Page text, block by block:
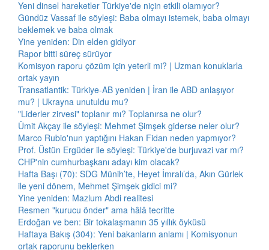
Yeni dinsel hareketler Türkiye'de niçin etkili olamıyor?
Gündüz Vassaf ile söyleşi: Baba olmayı istemek, baba olmayı
beklemek ve baba olmak
Yine yeniden: Din elden gidiyor
Rapor bitti süreç sürüyor
Komisyon raporu çözüm için yeterli mi? | Uzman konuklarla
ortak yayın
Transatlantik: Türkiye-AB yeniden | İran ile ABD anlaşıyor
mu? | Ukrayna unutuldu mu?
"Liderler zirvesi" toplanır mı? Toplanırsa ne olur?
Ümit Akçay ile söyleşi: Mehmet Şimşek giderse neler olur?
Marco Rubio'nun yaptığını Hakan Fidan neden yapmıyor?
Prof. Üstün Ergüder ile söyleşi: Türkiye'de burjuvazi var mı?
CHP'nin cumhurbaşkanı adayı kim olacak?
Hafta Başı (70): SDG Münih’te, Heyet İmralı’da, Akın Gürlek
ile yeni dönem, Mehmet Şimşek gidici mi?
Yine yeniden: Mazlum Abdi realitesi
Resmen "kurucu önder" ama hâlâ tecritte
Erdoğan ve ben: Bir tokalaşmanın 35 yıllık öyküsü
Haftaya Bakış (304): Yeni bakanların anlamı | Komisyonun
ortak raporunu beklerken